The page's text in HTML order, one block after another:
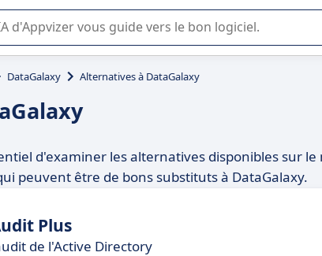
guide dans l'utilisation ou la sélection de logiciel SaaS en
DataGalaxy Alternatives à DataGalaxy
d'examiner les alternatives disponibles sur le
peuvent être de bons substituts à DataGalaxy.
Plus
de l'Active Directory